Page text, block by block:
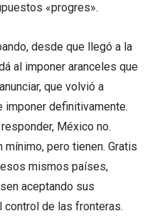
«progres».
desde que llegó a la
al imponer aranceles que
que volvió a
imponer definitivamente.
México no.
mínimo, pero tienen. Gratis
mismos países,
aceptando sus
de las fronteras.